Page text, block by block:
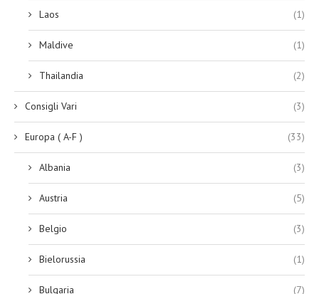
Laos (1)
Maldive (1)
Thailandia (2)
Consigli Vari (3)
Europa ( A-F ) (33)
Albania (3)
Austria (5)
Belgio (3)
Bielorussia (1)
Bulgaria (7)